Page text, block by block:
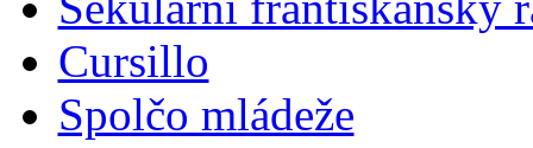
Cursillo
Spolčo mládeže